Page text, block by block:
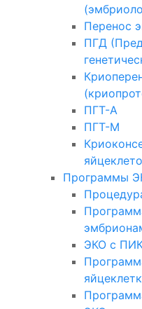
Перенос
ПГД
ПГТ-А
ПГТ-М
Программы
ЭКО с